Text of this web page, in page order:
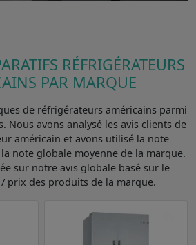
RÉFRIGÉRATEURS
PAR MARQUE
de réfrigérateurs américains parmi
Nous avons analysé les avis clients de
américain et avons utilisé la note
note globale moyenne de la marque.
sur notre avis globale basé sur le
prix des produits de la marque.